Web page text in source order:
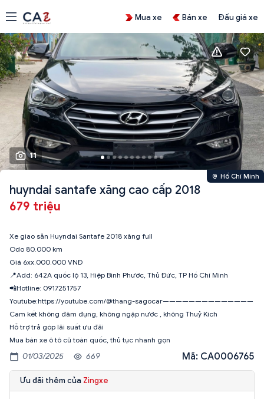
Mua xe Bán xe Đấu giá xe
11
Hồ Chí Minh
huyndai santafe xăng cao cấp 2018
679 triệu
Xe giao sẵn Huyndai Santafe 2018 xăng full
Odo 80.000 km
Giá 6xx.000.000 VNĐ
📍Add: 642A quốc lộ 13, Hiệp Bình Phước, Thủ Đức, TP Hồ Chí Minh
📲Hotline: 0917251757
Youtube:https://youtube.com/@thang-sagocar——————————————
Cam kết không đâm đụng, không ngập nước , không Thuỷ Kích
Hỗ trợ trả góp lãi suất ưu đãi
Mua bán xe ô tô cũ toàn quốc, thủ tục nhanh gọn
01/03/2025 669 Mã: CA0006765
Ưu đãi thêm của Zingxe